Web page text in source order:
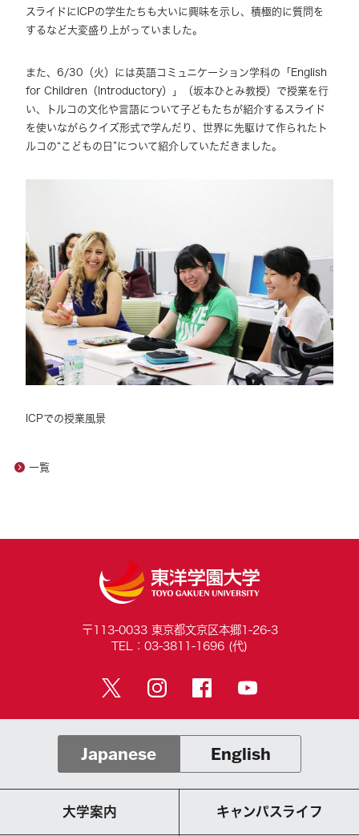
スライドにICPの学生たちも大いに興味を示し、積極的に質問を
するなど大変盛り上がっていました。
また、6/30（火）には英語コミュニケーション学科の「English
for Children（Introductory）」（坂本ひとみ教授）で授業を行
い、トルコの文化や言語について子どもたちが紹介するスライド
を使いながらクイズ形式で学んだり、世界に先駆けて作られたト
ルコの“こどもの日”について紹介していただきました。
ICPでの授業風景
一覧
〒113-0033 東京都文京区本郷1-26-3
TEL：03-3811-1696 (代)
Japanese English
大学案内 キャンパスライフ